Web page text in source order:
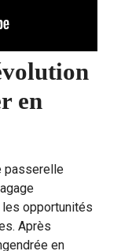
en
passerelle
opportunités
Après
en